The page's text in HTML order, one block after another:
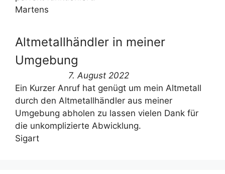
Martens
Altmetallhändler in meiner
Umgebung
7. August 2022
Ein Kurzer Anruf hat genügt um mein Altmetall
durch den Altmetallhändler aus meiner
Umgebung abholen zu lassen vielen Dank für
die unkomplizierte Abwicklung.
Sigart